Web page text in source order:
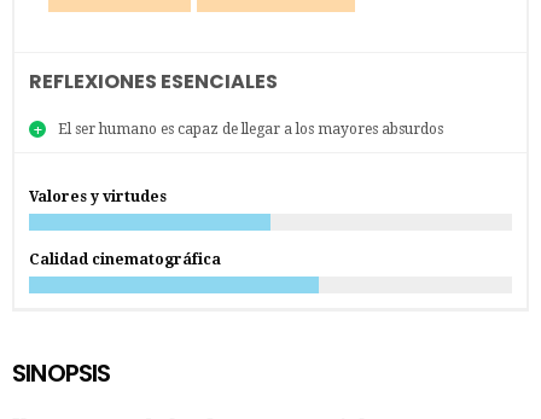
REFLEXIONES ESENCIALES
El ser humano es capaz de llegar a los mayores absurdos
Valores y virtudes
Calidad cinematográfica
SINOPSIS